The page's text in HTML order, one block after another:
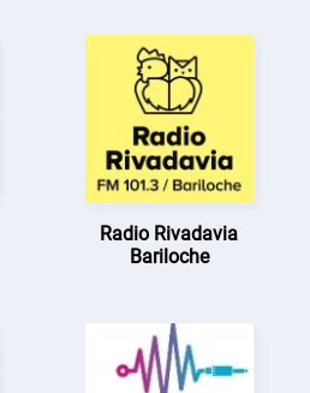
Radio Rivadavia
Bariloche